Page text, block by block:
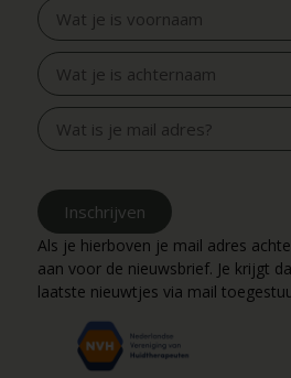
Inschrijven
Als je hierboven je mail adres
aan voor de nieuwsbrief. Je krijgt
laatste nieuwtjes via mail